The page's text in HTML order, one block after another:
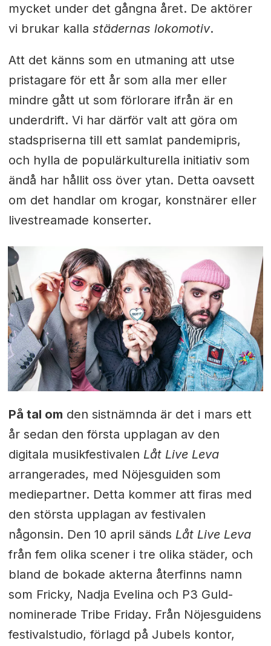
mycket under det gångna året. De aktörer
vi brukar kalla städernas lokomotiv.
Att det känns som en utmaning att utse
pristagare för ett år som alla mer eller
mindre gått ut som förlorare ifrån är en
underdrift. Vi har därför valt att göra om
stadspriserna till ett samlat pandemipris,
och hylla de populärkulturella initiativ som
ändå har hållit oss över ytan. Detta oavsett
om det handlar om krogar, konstnärer eller
livestreamade konserter.
På tal om den sistnämnda är det i mars ett
år sedan den första upplagan av den
digitala musikfestivalen Låt Live Leva
arrangerades, med Nöjesguiden som
mediepartner. Detta kommer att firas med
den största upplagan av festivalen
någonsin. Den 10 april sänds Låt Live Leva
från fem olika scener i tre olika städer, och
bland de bokade akterna återfinns namn
som Fricky, Nadja Evelina och P3 Guld-
nominerade Tribe Friday. Från Nöjesguidens
festivalstudio, förlagd på Jubels kontor,